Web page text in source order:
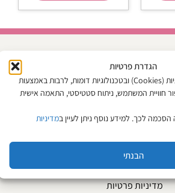
הגדרת פרטיות
באתר זה נעשה שימוש בעוגיות (Cookies) ובטכנולוגיות דומות, לרבות באמצעות
חוויית המשתמש, ניתוח סטטיסטי, התאמה אישית
לכך. למידע נוסף ניתן לעיין במדיניות
הבנתי
מפת האתר
אודות
צור קשר
תקנון האתר
החזרות וביטול עסקה
מדיניות פרטיות